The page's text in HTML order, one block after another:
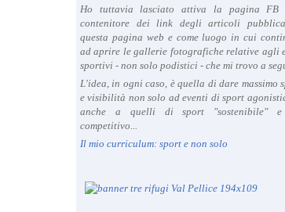
Ho tuttavia lasciato attiva la pagina FB
contenitore dei link degli articoli
questa pagina web e come luogo in cui
ad aprire le gallerie fotografiche relative agli
sportivi - non solo podistici - che mi trovo a
L'idea, in ogni caso, è quella di dare massimo
e visibilità non solo ad eventi di sport
anche a quelli di sport "sostenibile" e
competitivo...
Il mio curriculum: sport e non solo